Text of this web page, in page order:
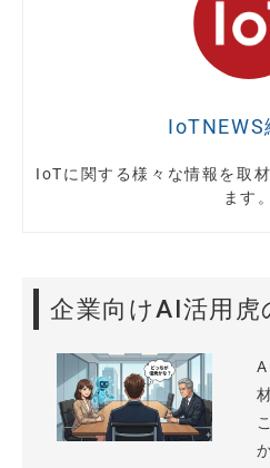
IoTNEWS
IoTに関する様々な情報を取
ます。
企業向けAI活用虎